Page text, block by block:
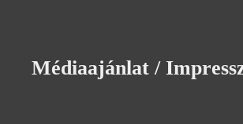
Médiaajánlat /